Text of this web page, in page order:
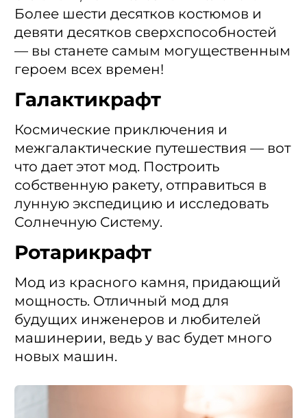
Более шести десятков костюмов и
девяти десятков сверхспособностей
— вы станете самым могущественным
героем всех времен!
Галактикрафт
Космические приключения и
межгалактические путешествия — вот
что дает этот мод. Построить
собственную ракету, отправиться в
лунную экспедицию и исследовать
Солнечную Систему.
Ротарикрафт
Мод из красного камня, придающий
мощность. Отличный мод для
будущих инженеров и любителей
машинерии, ведь у вас будет много
новых машин.